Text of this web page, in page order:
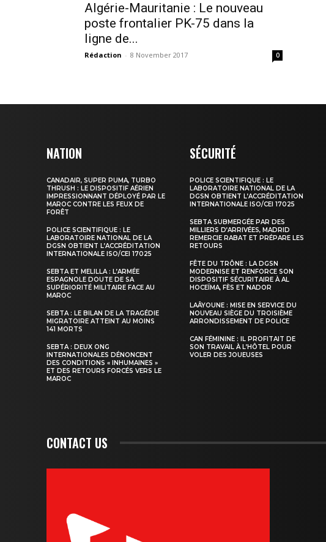
l'information
S'ABONNER MAINTENANT
Algérie-Mauritanie : Le nouveau
poste frontalier PK-75 dans la
ligne de...
Rédaction - 8 November 2017 0
NATION
CANADAIR, SUPER PUMA, TURBO
THRUSH : LE DISPOSITIF AÉRIEN
IMPRESSIONNANT DÉPLOYÉ PAR LE
MAROC CONTRE LES FEUX DE
FORÊT
POLICE SCIENTIFIQUE : LE
LABORATOIRE NATIONAL DE LA
DGSN OBTIENT L’ACCRÉDITATION
INTERNATIONALE ISO/CEI 17025
SEBTA ET MELILLA : L’ARMÉE
ESPAGNOLE DOUTE DE SA
SUPÉRIORITÉ MILITAIRE FACE AU
MAROC
SEBTA : LE BILAN DE LA TRAGÉDIE
MIGRATOIRE ATTEINT AU MOINS
141 MORTS
SEBTA : DEUX ONG
INTERNATIONALES DÉNONCENT
DES CONDITIONS « INHUMAINES »
ET DES RETOURS FORCÉS VERS LE
MAROC
SÉCURITÉ
POLICE SCIENTIFIQUE : LE
LABORATOIRE NATIONAL DE LA
DGSN OBTIENT L’ACCRÉDITATION
INTERNATIONALE ISO/CEI 17025
SEBTA SUBMERGÉE PAR DES
MILLIERS D’ARRIVÉES, MADRID
REMERCIE RABAT ET PRÉPARE LES
RETOURS
FÊTE DU TRÔNE : LA DGSN
MODERNISE ET RENFORCE SON
DISPOSITIF SÉCURITAIRE À AL
HOCEÏMA, FÈS ET NADOR
LAÂYOUNE : MISE EN SERVICE DU
NOUVEAU SIÈGE DU TROISIÈME
ARRONDISSEMENT DE POLICE
CAN FÉMININE : IL PROFITAIT DE
SON TRAVAIL À L’HÔTEL POUR
VOLER DES JOUEUSES
CONTACT US